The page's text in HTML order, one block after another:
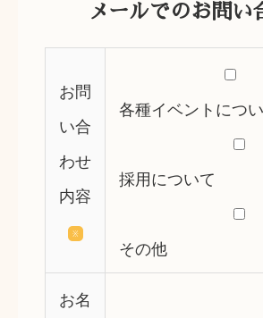
メールでのお問い
お問
い合
わせ
内容
※
各種イベントにつ
採用について
その他
お名